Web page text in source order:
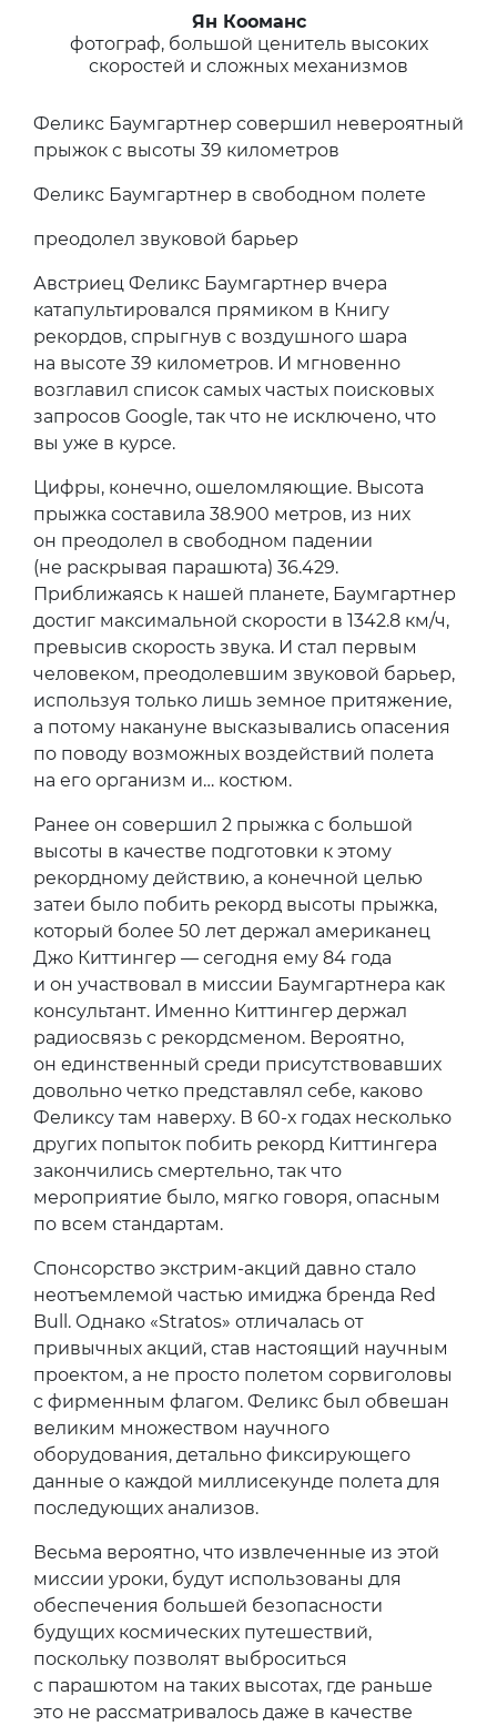
Ян Кооманс
фотограф, большой ценитель высоких
скоростей и сложных механизмов
Феликс Баумгартнер совершил невероятный
прыжок с высоты 39 километров
Феликс Баумгартнер в свободном полете
преодолел звуковой барьер
Австриец Феликс Баумгартнер вчера
катапультировался прямиком в Книгу
рекордов, спрыгнув с воздушного шара
на высоте 39 километров. И мгновенно
возглавил список самых частых поисковых
запросов Google, так что не исключено, что
вы уже в курсе.
Цифры, конечно, ошеломляющие. Высота
прыжка составила 38.900 метров, из них
он преодолел в свободном падении
(не раскрывая парашюта) 36.429.
Приближаясь к нашей планете, Баумгартнер
достиг максимальной скорости в 1342.8 км/ч,
превысив скорость звука. И стал первым
человеком, преодолевшим звуковой барьер,
используя только лишь земное притяжение,
а потому накануне высказывались опасения
по поводу возможных воздействий полета
на его организм и… костюм.
Ранее он совершил 2 прыжка с большой
высоты в качестве подготовки к этому
рекордному действию, а конечной целью
затеи было побить рекорд высоты прыжка,
который более 50 лет держал американец
Джо Киттингер — сегодня ему 84 года
и он участвовал в миссии Баумгартнера как
консультант. Именно Киттингер держал
радиосвязь с рекордсменом. Вероятно,
он единственный среди присутствовавших
довольно четко представлял себе, каково
Феликсу там наверху. В 60-х годах несколько
других попыток побить рекорд Киттингера
закончились смертельно, так что
мероприятие было, мягко говоря, опасным
по всем стандартам.
Спонсорство экстрим-акций давно стало
неотъемлемой частью имиджа бренда Red
Bull. Однако «Stratos» отличалась от
привычных акций, став настоящий научным
проектом, а не просто полетом сорвиголовы
с фирменным флагом. Феликс был обвешан
великим множеством научного
оборудования, детально фиксирующего
данные о каждой миллисекунде полета для
последующих анализов.
Весьма вероятно, что извлеченные из этой
миссии уроки, будут использованы для
обеспечения большей безопасности
будущих космических путешествий,
поскольку позволят выброситься
с парашютом на таких высотах, где раньше
это не рассматривалось даже в качестве